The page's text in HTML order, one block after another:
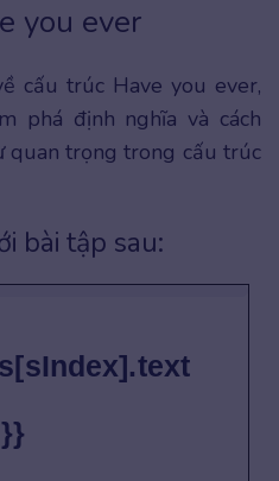
you ever
cấu trúc Have you ever,
phá định nghĩa và cách
quan trọng trong cấu trúc
bài tập sau:
}}